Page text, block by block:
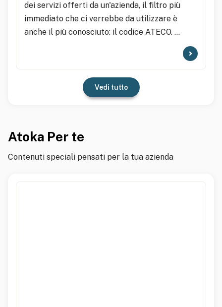
dei servizi offerti da un'azienda, il filtro più
immediato che ci verrebbe da utilizzare è
anche il più conosciuto: il codice ATECO. ...
Vedi tutto
Atoka Per te
Contenuti speciali pensati per la tua azienda